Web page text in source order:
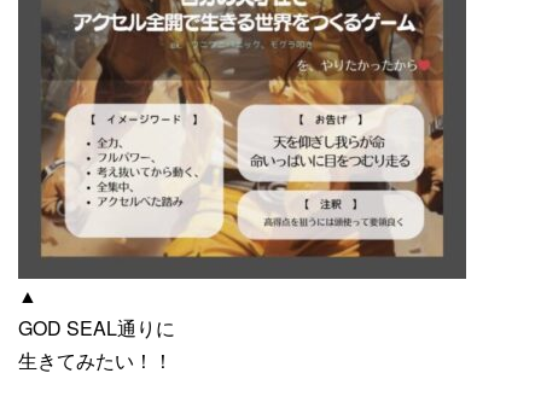
▲
GOD SEAL通りに
生きてみたい！！